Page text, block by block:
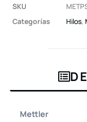
SKU
Categorías
Hilos,
Mettler